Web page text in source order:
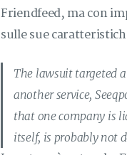
Friendfeed, ma con
sulle sue
The lawsuit targeted
another service,
that one company is
itself, is probably not